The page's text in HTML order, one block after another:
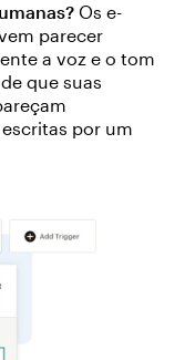
Os e-
parecer
a voz e o tom
que suas
por um